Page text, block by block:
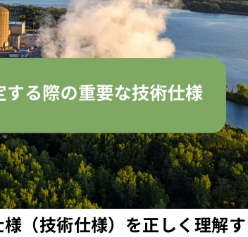
（技術仕様）を正しく理解す